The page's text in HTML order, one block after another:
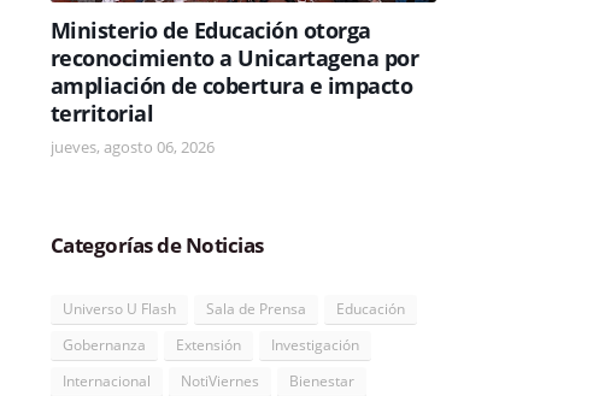
Ministerio de Educación otorga
reconocimiento a Unicartagena por
ampliación de cobertura e impacto
territorial
jueves, agosto 06, 2026
Categorías de Noticias
Universo U Flash Sala de Prensa
Educación
Gobernanza
Extensión
Investigación
Internacional
NotiViernes
Bienestar